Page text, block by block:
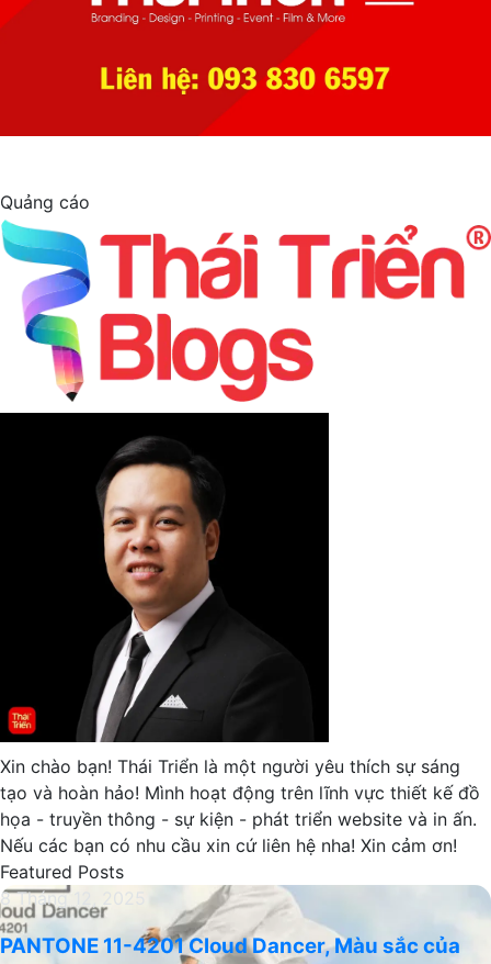
Quảng cáo
Xin chào bạn! Thái Triển là một người yêu thích sự sáng
tạo và hoàn hảo! Mình hoạt động trên lĩnh vực thiết kế đồ
họa - truyền thông - sự kiện - phát triển website và in ấn.
Nếu các bạn có nhu cầu xin cứ liên hệ nha! Xin cảm ơn!
Featured Posts
PANTONE
11-
4201
8 Tháng 12, 2025
PANTONE 11-4201 Cloud Dancer, Màu sắc của